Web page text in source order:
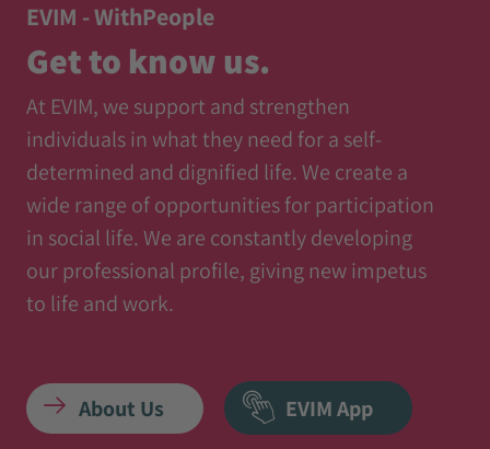
EVIM - WithPeople
Get to know us.
At EVIM, we support and strengthen
individuals in what they need for a self-
determined and dignified life. We create a
wide range of opportunities for participation
in social life. We are constantly developing
our professional profile, giving new impetus
to life and work.
About Us EVIM App